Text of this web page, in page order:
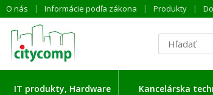
O nás Informácie podľa zákona Produkty
IT produkty, Hardware
Kancelárska
dáta ...